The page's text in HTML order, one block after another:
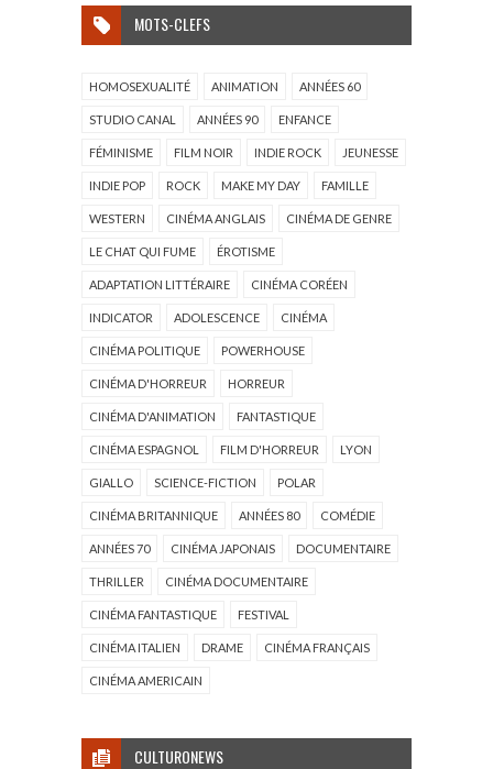
MOTS-CLEFS
HOMOSEXUALITÉ ANIMATION ANNÉES 60
STUDIO CANAL ANNÉES 90 ENFANCE
FÉMINISME FILM NOIR INDIE ROCK JEUNESSE
INDIE POP ROCK MAKE MY DAY FAMILLE
WESTERN CINÉMA ANGLAIS CINÉMA DE GENRE
LE CHAT QUI FUME ÉROTISME
ADAPTATION LITTÉRAIRE CINÉMA CORÉEN
INDICATOR ADOLESCENCE CINÉMA
CINÉMA POLITIQUE POWERHOUSE
CINÉMA D'HORREUR HORREUR
CINÉMA D'ANIMATION FANTASTIQUE
CINÉMA ESPAGNOL FILM D'HORREUR LYON
GIALLO SCIENCE-FICTION POLAR
CINÉMA BRITANNIQUE ANNÉES 80 COMÉDIE
ANNÉES 70 CINÉMA JAPONAIS DOCUMENTAIRE
THRILLER CINÉMA DOCUMENTAIRE
CINÉMA FANTASTIQUE FESTIVAL
CINÉMA ITALIEN DRAME CINÉMA FRANÇAIS
CINÉMA AMERICAIN
CULTURONEWS